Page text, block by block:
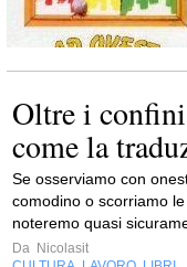
Oltre i
come la
Se osserviamo con
comodino o scorriamo
noteremo quasi
Da Nicolasit